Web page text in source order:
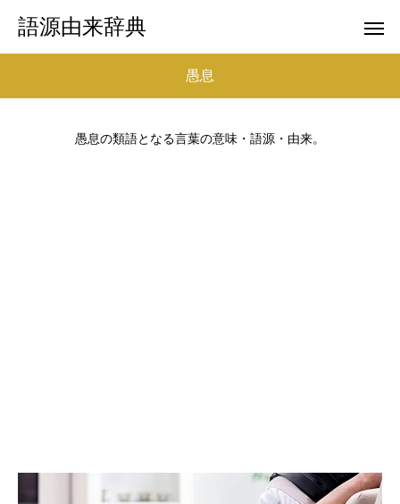
語源由来辞典
愚息
愚息の類語となる言葉の意味・語源・由来。